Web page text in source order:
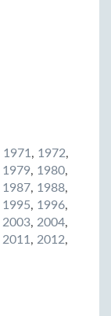
1971 , 1972,
1979, 1980,
1987, 1988,
1995, 1996,
2003, 2004,
2011 , 2012,